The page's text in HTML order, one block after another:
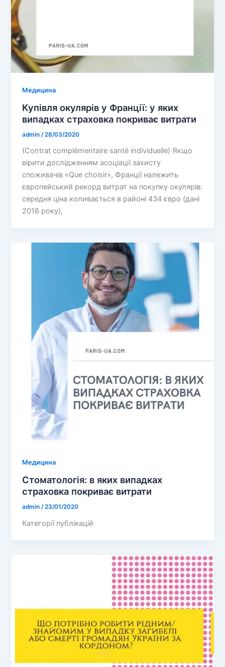
Медицина
Купівля окулярів у Франції: у яких
випадках страховка покриває витрати
admin /28/03/2020
(Contrat complémentaire santé individuelle) Якщо
вірити дослідженням асоціації захисту
споживачів «Que choisir», Франції належить
європейський рекорд витрат на покупку окулярів:
середня ціна коливається в районі 434 євро (дані
2016 року),
Медицина
Стоматологія: в яких випадках
страховка покриває витрати
admin/23/01/2020
Категорії публікацій